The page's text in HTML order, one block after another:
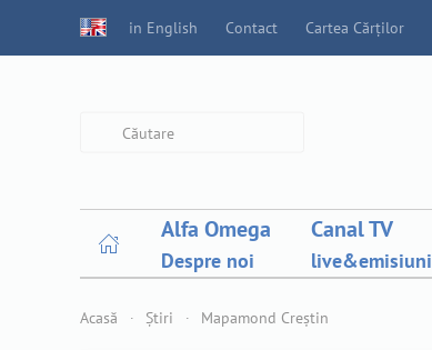
in English Contact Cartea Cărților
Alfa Omega
Despre noi
Canal TV
live&emisiuni
Acasă Știri Mapamond Creștin